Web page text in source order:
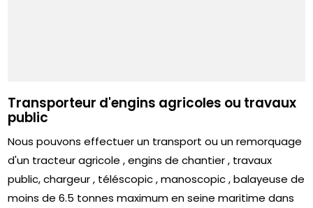
Transporteur d'engins agricoles ou travaux
public
Nous pouvons effectuer un transport ou un remorquage
d'un tracteur agricole , engins de chantier , travaux
public, chargeur , téléscopic , manoscopic , balayeuse de
moins de 6.5 tonnes maximum en seine maritime dans